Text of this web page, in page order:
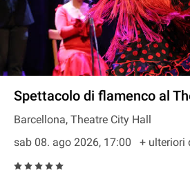
Spettacolo di flamenco al
Barcellona, Theatre City Hall
sab 08. ago 2026, 17:00
+ ulteriori